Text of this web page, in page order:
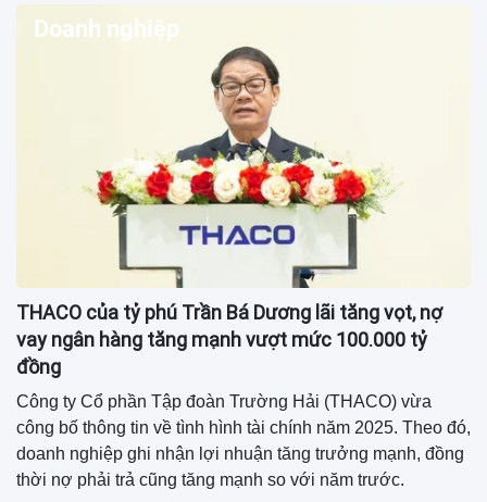
Doanh nghiệp
THACO của tỷ phú Trần Bá Dương lãi tăng vọt, nợ
vay ngân hàng tăng mạnh vượt mức 100.000 tỷ
đồng
Công ty Cổ phần Tập đoàn Trường Hải (THACO) vừa
công bố thông tin về tình hình tài chính năm 2025. Theo đó,
doanh nghiệp ghi nhận lợi nhuận tăng trưởng mạnh, đồng
thời nợ phải trả cũng tăng mạnh so với năm trước.